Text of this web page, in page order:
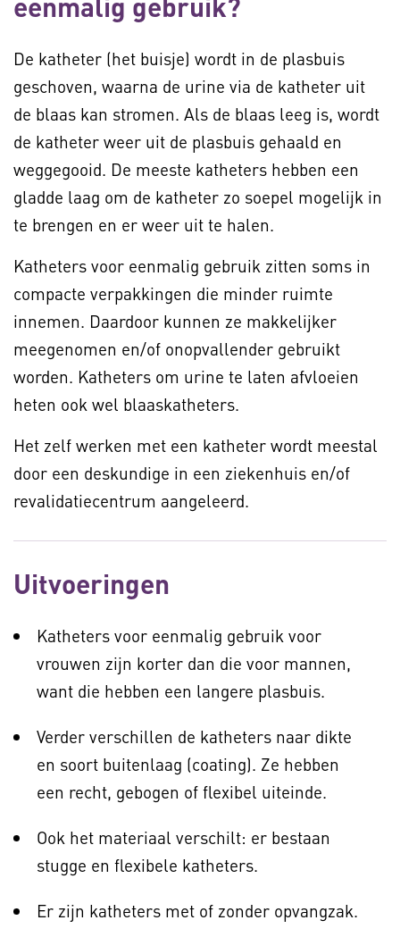
De katheter (het buisje) wordt in de plasbuis
geschoven, waarna de urine via de katheter uit
de blaas kan stromen. Als de blaas leeg is, wordt
de katheter weer uit de plasbuis gehaald en
weggegooid. De meeste katheters hebben een
gladde laag om de katheter zo soepel mogelijk in
te brengen en er weer uit te halen.
Katheters voor eenmalig gebruik zitten soms in
compacte verpakkingen die minder ruimte
innemen. Daardoor kunnen ze makkelijker
meegenomen en/of onopvallender gebruikt
worden. Katheters om urine te laten afvloeien
heten ook wel blaaskatheters.
Het zelf werken met een katheter wordt meestal
door een deskundige in een ziekenhuis en/of
revalidatiecentrum aangeleerd.
Uitvoeringen
Katheters voor eenmalig gebruik voor
vrouwen zijn korter dan die voor mannen,
want die hebben een langere plasbuis.
Verder verschillen de katheters naar dikte
en soort buitenlaag (coating). Ze hebben
een recht, gebogen of flexibel uiteinde.
Ook het materiaal verschilt: er bestaan
stugge en flexibele katheters.
Er zijn katheters met of zonder opvangzak.